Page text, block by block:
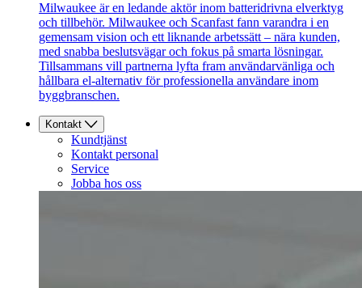
Milwaukee är en ledande aktör inom batteridrivna elverktyg
och tillbehör. Milwaukee och Scanfast fann varandra i en
gemensam vision och ett liknande arbetssätt – nära kunden,
med snabba beslutsvägar och fokus på smarta lösningar.
Tillsammans vill partnerna lyfta fram användarvänliga och
hållbara el-alternativ för professionella användare inom
byggbranschen.
Kontakt
Kundtjänst
Kontakt personal
Service
Jobba hos oss